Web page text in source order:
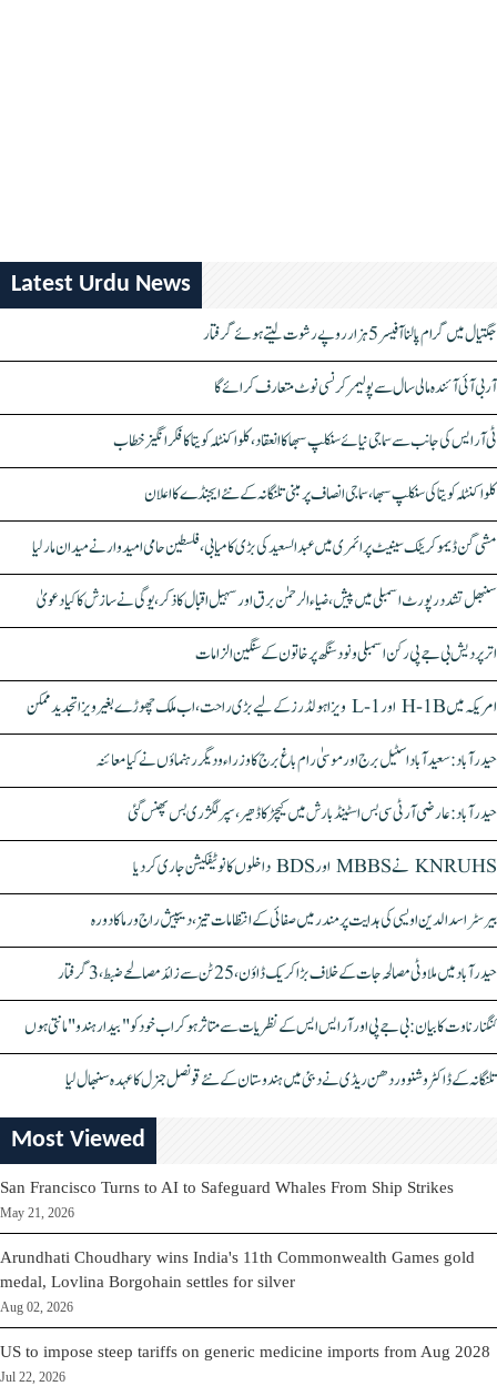
Latest Urdu News
جگتیال میں گرام پالنا آفیسر 5 ہزار روپے رشوت لیتے ہوئے گرفتار
آر بی آئی آئندہ مالی سال سے پولیمر کرنسی نوٹ متعارف کرائے گا
ٹی آر ایس کی جانب سے سماجی نیائے سنکلپ سبھا کا انعقاد، کلواکنٹلہ کویتا کا فکر انگیز خطاب
کلواکنٹلہ کویتا کی سنکلپ سبھا، سماجی انصاف پر مبنی تلنگانہ کے نئے ایجنڈے کا اعلان
مشی گن ڈیموکریٹک سینیٹ پرائمری میں عبدالسعید کی بڑی کامیابی، فلسطین حامی امیدوار نے میدان مار لیا
سنبھل تشدد رپورٹ اسمبلی میں پیش، ضیاء الرحمٰن برق اور سہیل اقبال کا ذکر، یوگی نے سازش کا کیا دعویٰ
اتر پردیش بی جے پی رکن اسمبلی ونود سنگھ پر خاتون کے سنگین الزامات
امریکہ میں H-1B اور L-1 ویزا ہولڈرز کے لیے بڑی راحت، اب ملک چھوڑے بغیر ویزا تجدید ممکن
حیدرآباد: سعیدآباد اسٹیل برج اور موسیٰ رام باغ برج کا وزراء و دیگر رہنماؤں نے کیا معائنہ
حیدرآباد: عارضی آر ٹی سی بس اسٹینڈ بارش میں کیچڑ کا ڈھیر، سپر لگژری بس پھنس گئی
KNRUHS نے MBBS اور BDS داخلوں کا نوٹیفکیشن جاری کر دیا
بیرسٹر اسدالدین اویسی کی ہدایت پر مندر میں صفائی کے انتظامات تیز، دیپیش راج ورما کا دورہ
حیدرآباد میں ملاوٹی مصالحہ جات کے خلاف بڑا کریک ڈاؤن، 25 ٹن سے زائد مصالحے ضبط، 3 گرفتار
کنگنا رناوت کا بیان: بی جے پی اور آر ایس ایس کے نظریات سے متاثر ہو کر اب خود کو "بیدار ہندو" مانتی ہوں
تلنگانہ کے ڈاکٹر وشنو وردھن ریڈی نے دبئی میں ہندوستان کے نئے قونصل جنرل کا عہدہ سنبھال لیا
Most Viewed
San Francisco Turns to AI to Safeguard Whales From Ship Strikes
May 21, 2026
Arundhati Choudhary wins India's 11th Commonwealth Games gold
medal, Lovlina Borgohain settles for silver
Aug 02, 2026
US to impose steep tariffs on generic medicine imports from Aug 2028
Jul 22, 2026